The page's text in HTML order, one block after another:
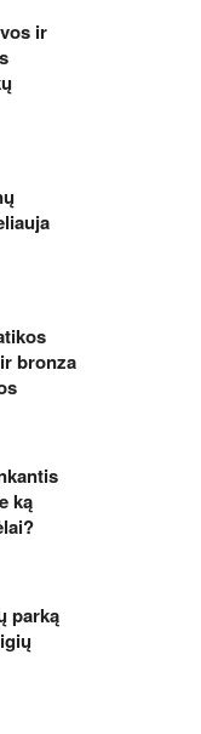
ir
bronza
ką
parką